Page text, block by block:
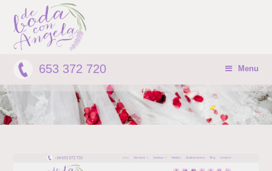
653 372 720 Menu